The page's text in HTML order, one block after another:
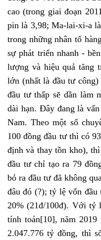
cao (trong giai đoạn
pin là 3,98; Ma-lai-xi-a
trong những nhân tố
sự phát triển nhanh -
lượng và hiệu quả tăng
lớn (nhất là đầu tư công)
đầu tư thấp sẽ dần làm
dài hạn. Đây đang là
Nam. Theo một số
100 đồng đầu tư thì có
định và thay tồn kho),
đầu tư chỉ tạo ra 79
bỏ ra đầu tư đã không
đâu đó (?); tỷ lệ vốn
20% (21đ/100đ). Với tỷ
tính toán[10], năm
2.047.776 tỷ đồng, thì